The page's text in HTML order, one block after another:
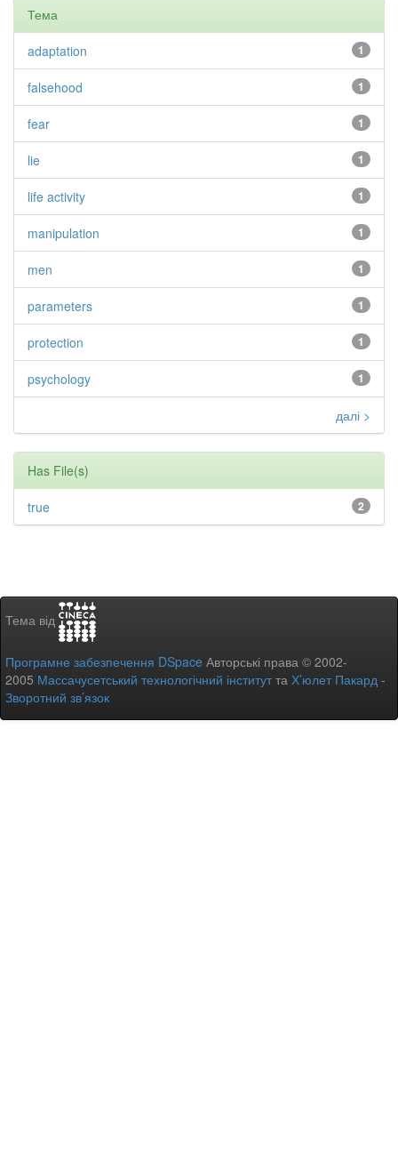
Тема
1
adaptation
1
falsehood
1
fear
1
lie
1
life activity
1
manipulation
1
men
1
parameters
1
protection
1
psychology
далі >
Has File(s)
2
true
Тема від
Програмне забезпечення DSpace Авторські права © 2002-
2005 Массачусетський технологічний інститутта Х’юлет Пакард -
Зворотний зв’язок